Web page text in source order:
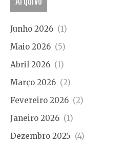
Junho 2026 (1)
Maio 2026 (5)
Abril 2026 (1)
Março 2026 (2)
Fevereiro 2026 (2)
Janeiro 2026 (1)
Dezembro 2025 (4)